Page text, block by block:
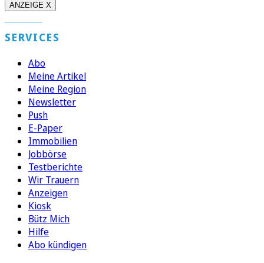
ANZEIGE X
SERVICES
Abo
Meine Artikel
Meine Region
Newsletter
Push
E-Paper
Immobilien
Jobbörse
Testberichte
Wir Trauern
Anzeigen
Kiosk
Bütz Mich
Hilfe
Abo kündigen